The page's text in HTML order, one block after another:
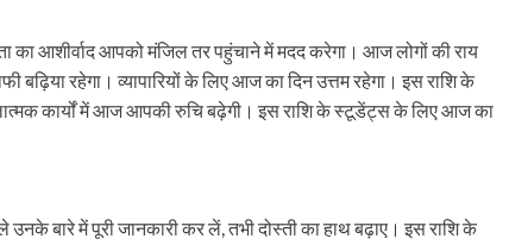
का आशीर्वाद आपको मंजिल तर पहुंचाने में मदद करेगा। आज लोगों की राय
बढ़िया रहेगा। व्यापारियों के लिए आज का दिन उत्तम रहेगा। इस राशि के
कार्यों में आज आपकी रुचि बढ़ेगी। इस राशि के स्टूडेंट्स के लिए आज का
बारे में पूरी जानकारी कर लें, तभी दोस्ती का हाथ बढ़ाए। इस राशि के